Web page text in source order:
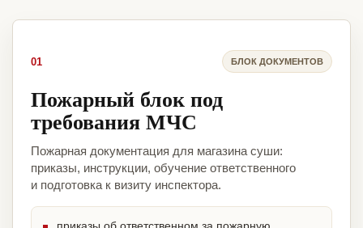
01 БЛОК ДОКУМЕНТОВ
Пожарный блок под
требования МЧС
Пожарная документация для магазина суши:
приказы, инструкции, обучение ответственного
и подготовка к визиту инспектора.